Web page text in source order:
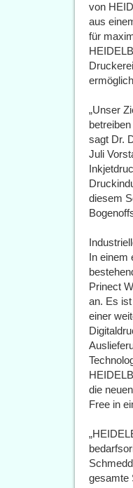
von
aus
für
„Unser
sagt Dr.
Juli
diesem
In einem
Prinect
an. Es
einer
die
Free in
gesamte